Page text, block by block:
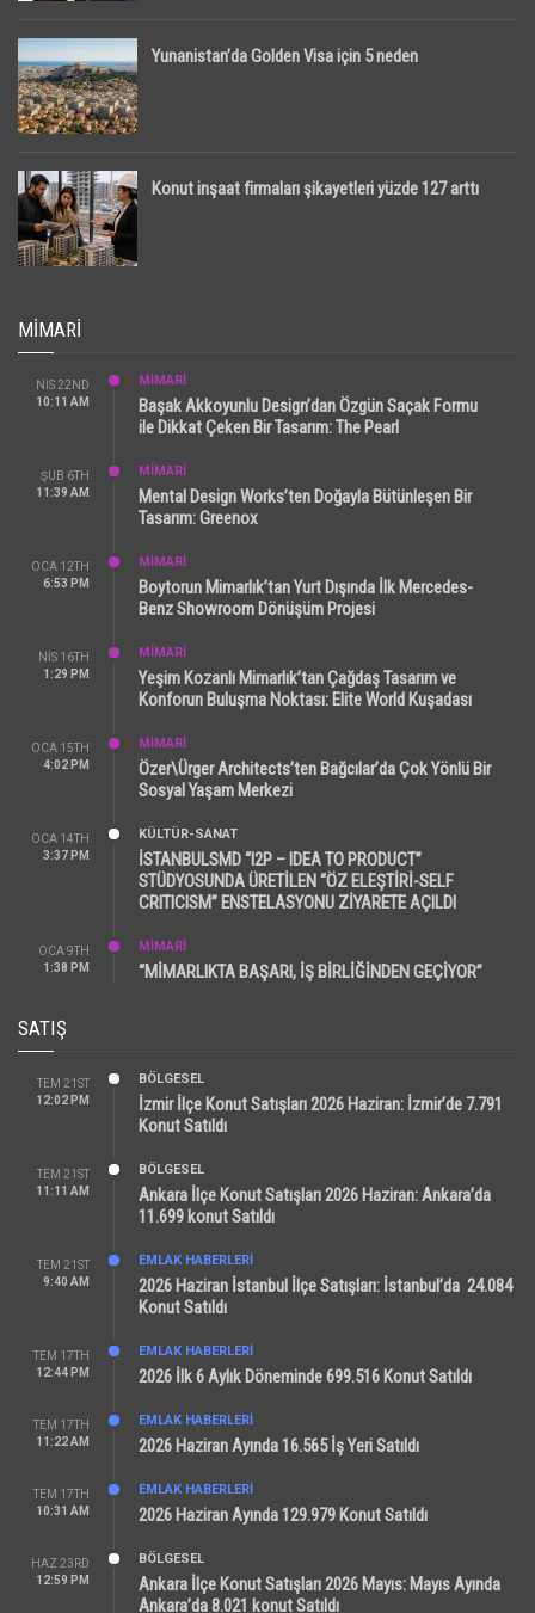
Yunanistan’da Golden Visa için 5 neden
Konut inşaat firmaları şikayetleri yüzde 127 arttı
MIMARI
NIS 22ND
10:11 AM
MİMARİ
Başak Akkoyunlu Design’dan Özgün Saçak Formu
ile Dikkat Çeken Bir Tasarım: The Pearl
ŞUB 6TH
11:39 AM
MİMARİ
Mental Design Works’ten Doğayla Bütünleşen Bir
Tasarım: Greenox
OCA 12TH
6:53 PM
MİMARİ
Boytorun Mimarlık’tan Yurt Dışında İlk Mercedes-
Benz Showroom Dönüşüm Projesi
NIS 16TH
1:29 PM
MİMARİ
Yeşim Kozanlı Mimarlık’tan Çağdaş Tasarım ve
Konforun Buluşma Noktası: Elite World Kuşadası
OCA 15TH
4:02 PM
MİMARİ
Özer\Ürger Architects’ten Bağcılar’da Çok Yönlü Bir
Sosyal Yaşam Merkezi
OCA 14TH
3:37 PM
KÜLTÜR-SANAT
İSTANBULSMD “I2P – IDEA TO PRODUCT”
STÜDYOSUNDA ÜRETİLEN “ÖZ ELEŞTİRİ-SELF
CRITICISM” ENSTELASYONU ZİYARETE AÇILDI
OCA 9TH
1:38 PM
MİMARİ
“MİMARLIKTA BAŞARI, İŞ BİRLİĞİNDEN GEÇİYOR”
SATIŞ
TEM 21ST
12:02 PM
BÖLGESEL
İzmir İlçe Konut Satışları 2026 Haziran: İzmir’de 7.791
Konut Satıldı
TEM 21ST
11:11 AM
BÖLGESEL
Ankara İlçe Konut Satışları 2026 Haziran: Ankara’da
11.699 konut Satıldı
TEM 21ST
9:40 AM
EMLAK HABERLERI
2026 Haziran İstanbul İlçe Satışları: İstanbul’da 24.084
Konut Satıldı
TEM 17TH
12:44 PM
EMLAK HABERLERI
2026 İlk 6 Aylık Döneminde 699.516 Konut Satıldı
TEM 17TH
11:22 AM
EMLAK HABERLERI
2026 Haziran Ayında 16.565 İş Yeri Satıldı
TEM 17TH
10:31 AM
EMLAK HABERLERI
2026 Haziran Ayında 129.979 Konut Satıldı
HAZ 23RD
12:59 PM
BÖLGESEL
Ankara İlçe Konut Satışları 2026 Mayıs: Mayıs Ayında
Ankara’da 8.021 konut Satıldı